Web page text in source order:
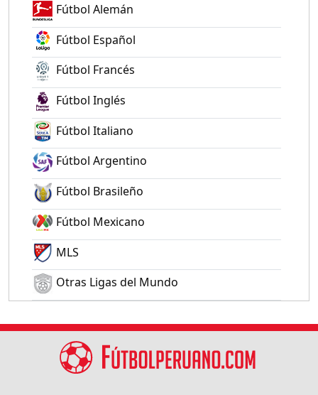
Fútbol Alemán
Fútbol Español
Fútbol Francés
Fútbol Inglés
Fútbol Italiano
Fútbol Argentino
Fútbol Brasileño
Fútbol Mexicano
MLS
Otras Ligas del Mundo